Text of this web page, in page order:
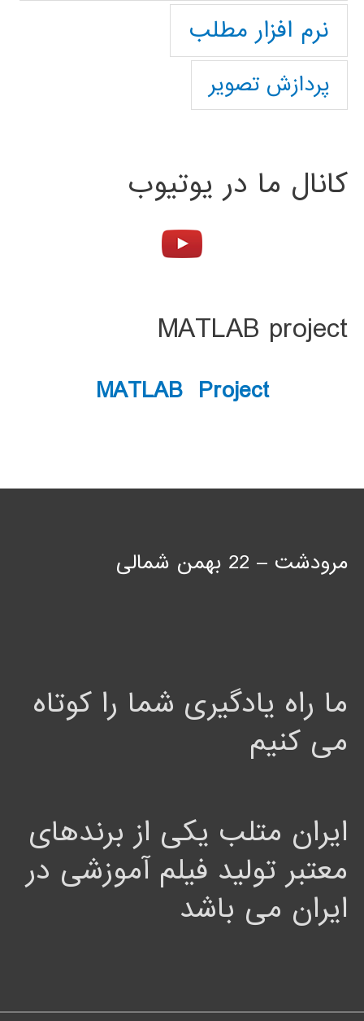
نرم افزار مطلب
پردازش تصویر
کانال ما در یوتیوب
MATLAB project
MATLAB Project
مرودشت – 22 بهمن شمالی
ما راه یادگیری شما را کوتاه
می کنیم
ایران متلب یکی از برندهای
معتبر تولید فیلم آموزشی در
ایران می باشد